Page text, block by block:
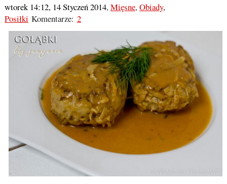
wtorek 14:12, 14 Styczeń 2014,Mięsne,Obiady,
Posiłki Komentarze: 2